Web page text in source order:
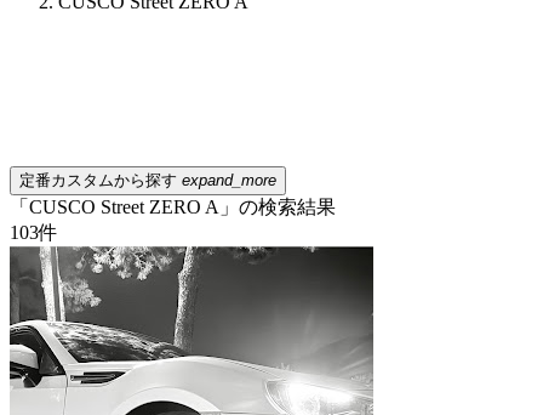
定番カスタムから探す expand_more
「CUSCO Street ZERO A」の検索結果
103件